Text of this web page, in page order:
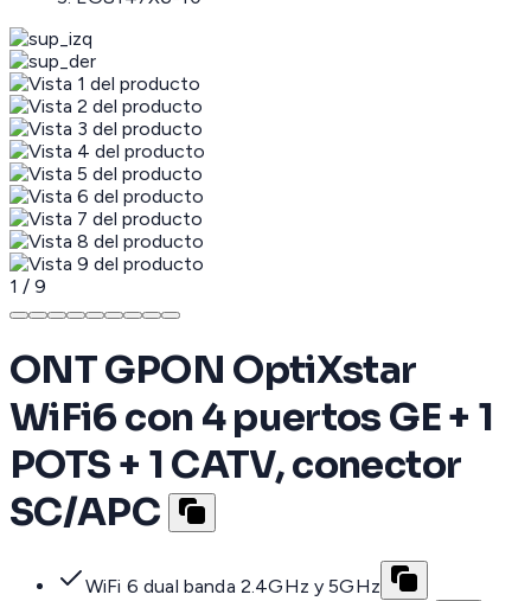
1 / 9
ONT GPON OptiXstar
WiFi6 con 4 puertos GE + 1
POTS + 1 CATV, conector
SC/APC
WiFi 6 dual banda 2.4GHz y 5GHz